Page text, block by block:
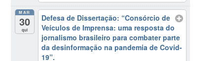
MAR
30
qui
Defesa de Dissertação: “Consórcio de
Veículos de Imprensa: uma resposta do
jornalismo brasileiro para combater parte
da desinformação na pandemia de Covid-
19”.